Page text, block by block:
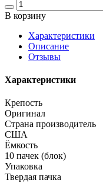
В корзину
Харaктеристики
Описание
Отзывы
Характеристики
Крепость
Оригинал
Страна производитель
США
Ёмкость
10 пачек (блок)
Упаковка
Твердая пачка